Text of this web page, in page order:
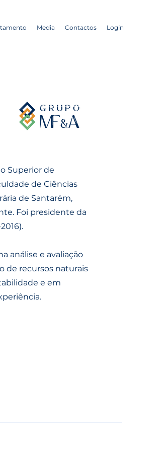
Media Contactos Login
Superior de
de Ciências
de Santarém,
Foi presidente da
análise e avaliação
de recursos naturais
e em